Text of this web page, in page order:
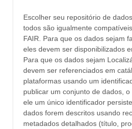
Escolher seu repositório de
todos são igualmente
FAIR. Para que os dados sejam
eles devem ser disponibilizados
Para que os dados sejam
devem ser referenciados em
plataformas usando um
publicar um conjunto de dados,
ele um único identificador
dados forem descritos usando
metadados detalhados (título,